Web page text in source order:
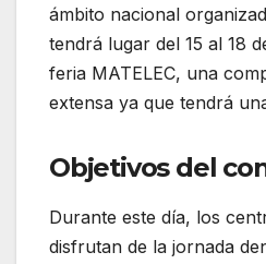
ámbito nacional
tendrá lugar del 15 al 18
feria MATELEC, una
extensa ya que tendrá
Objetivos del
Durante este día, los
disfrutan de la jornada